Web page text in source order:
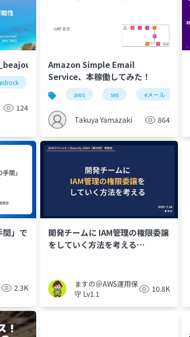
aws 音声生成 ssml
124
Amazon Simple Email
Service、本稼働してみた！
aws ses eメール
Takuya Yamazaki 864
間」で
2.3K
開発チームに IAM管理の権限委譲
をしていく方法を考える
ますの＠AWS運用保
守 Lv1.1
10.8K